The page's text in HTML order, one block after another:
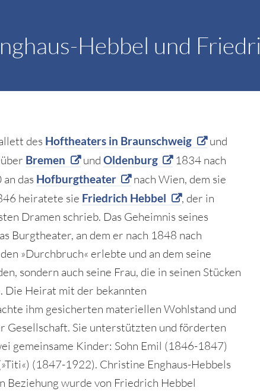
Hebbel und
des Hoftheaters in Braunschweig
und
Bremen und Oldenburg 1834 nach
das Hofburgtheater
nach Wien, dem sie
heiratete sie Friedrich Hebbel
, der in
Dramen schrieb. Das Geheimnis seines
Burgtheater, an dem er nach 1848 nach
»Durchbruch« erlebte und an dem seine
sondern auch seine Frau, die in seinen Stücken
Die Heirat mit der bekannten
ihm gesicherten materiellen Wohlstand und
Gesellschaft. Sie unterstützten und förderten
gemeinsame Kinder: Sohn Emil (1846-1847)
(1847-1922). Christine Enghaus-Hebbels
Beziehung wurde von Friedrich Hebbel